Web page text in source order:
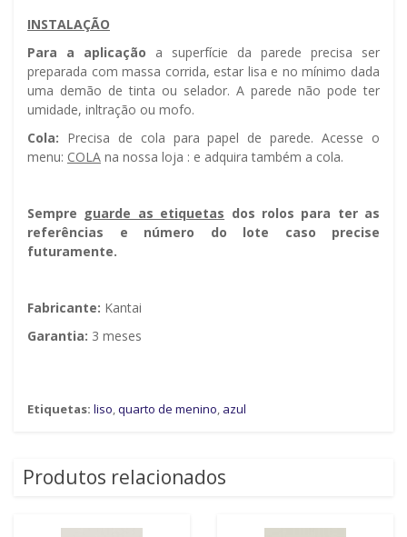
INSTALAÇÃO
Para a aplicação a superfície da parede precisa ser
preparada com massa corrida, estar lisa e no mínimo dada
uma demão de tinta ou selador. A parede não pode ter
umidade, infiltração ou mofo.
Cola: Precisa de cola para papel de parede. Acesse o
menu: COLA na nossa loja : e adquira também a cola.
Sempre guarde as etiquetas dos rolos para ter as
referências e número do lote caso precise
futuramente.
Fabricante: Kantai
Garantia: 3 meses
Etiquetas: liso,quarto de menino, azul
Produtos relacionados